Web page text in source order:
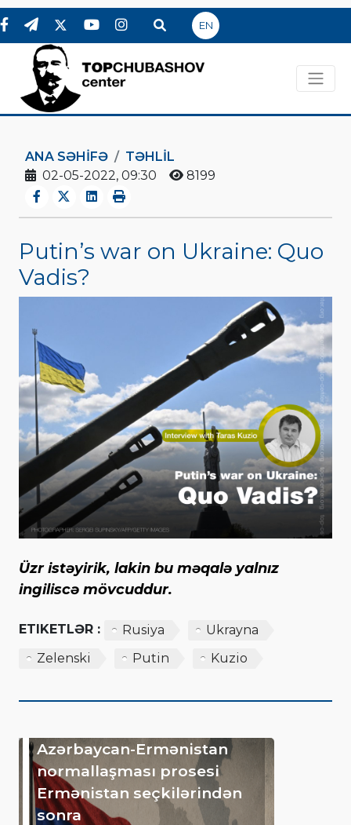
EN
ANA SƏHIFƏ
TƏHLİL
02-05-2022, 09:30
8199
Putin’s war on Ukraine: Quo
Vadis?
Üzr istəyirik, lakin bu məqalə yalnız
ingiliscə mövcuddur.
ETIKETLƏR : Rusiya
Ukrayna
Zelenski
Putin Kuzio
Azərbaycan-Ermənistan
normallaşması prosesi
Ermənistan seçkilərindən
sonra